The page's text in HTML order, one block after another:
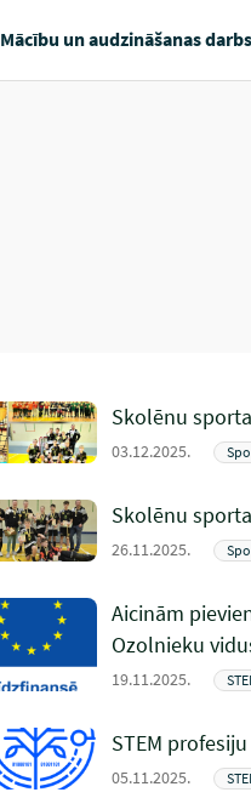
Mācību un audzināšanas darbs
Skolēnu
03.12.2025.
Skolēnu
26.11.2025.
Aicinām
Ozolnieku
19.11.2025.
STEM
05.11.2025.